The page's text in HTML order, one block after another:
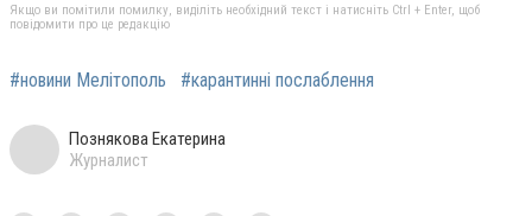
Якщо ви помітили помилку, виділіть необхідний текст і натисніть Ctrl + Enter, щоб
повідомити про це редакцію
#новини Мелітополь #карантинні послаблення
Познякова Екатерина
Журналист